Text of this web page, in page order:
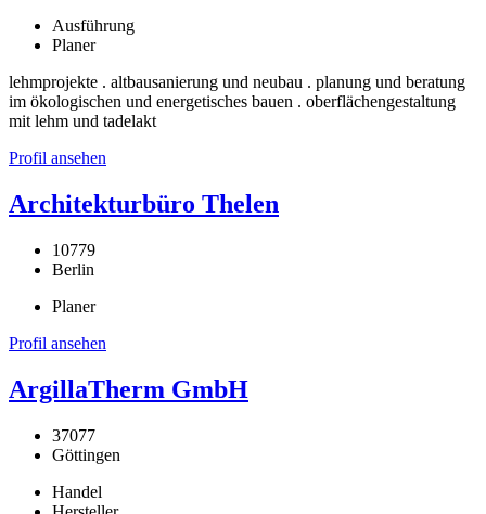
Ausführung
Planer
lehmprojekte . altbausanierung und neubau . planung und beratung
im ökologischen und energetisches bauen . oberflächengestaltung
mit lehm und tadelakt
Profil ansehen
Architekturbüro Thelen
10779
Berlin
Planer
Profil ansehen
ArgillaTherm GmbH
37077
Göttingen
Handel